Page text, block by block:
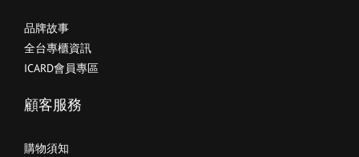
品牌故事
全台專櫃資訊
ICARD會員專區
顧客服務
購物須知